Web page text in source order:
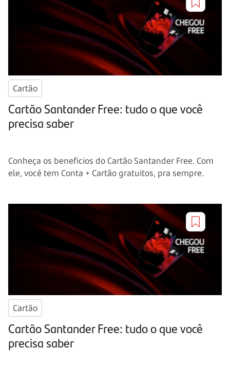
Cartão
Cartão Santander Free: tudo o que você
precisa saber
Conheça os benefícios do Cartão Santander Free. Com
ele, você tem Conta + Cartão gratuitos, pra sempre.
Cartão
Cartão Santander Free: tudo o que você
precisa saber